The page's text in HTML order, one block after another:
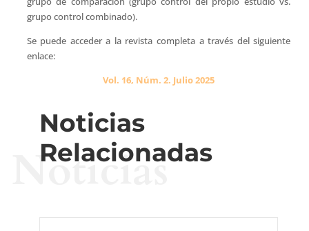
grupo control combinado).
Se puede acceder a la revista completa a través del siguiente
enlace:
Vol. 16, Núm. 2. Julio 2025
Noticias
Relacionadas
Noticias